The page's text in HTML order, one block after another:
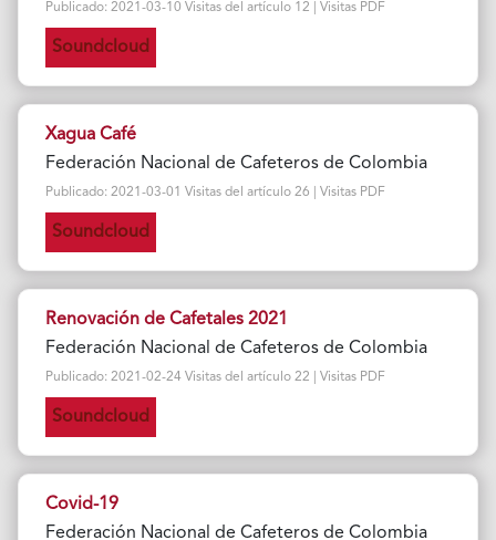
Publicado: 2021-03-10 Visitas del artículo 12 | Visitas PDF
Soundcloud
Xagua Café
Federación Nacional de Cafeteros de Colombia
Publicado: 2021-03-01 Visitas del artículo 26 | Visitas PDF
Soundcloud
Renovación de Cafetales 2021
Federación Nacional de Cafeteros de Colombia
Publicado: 2021-02-24 Visitas del artículo 22 | Visitas PDF
Soundcloud
Covid-19
Federación Nacional de Cafeteros de Colombia